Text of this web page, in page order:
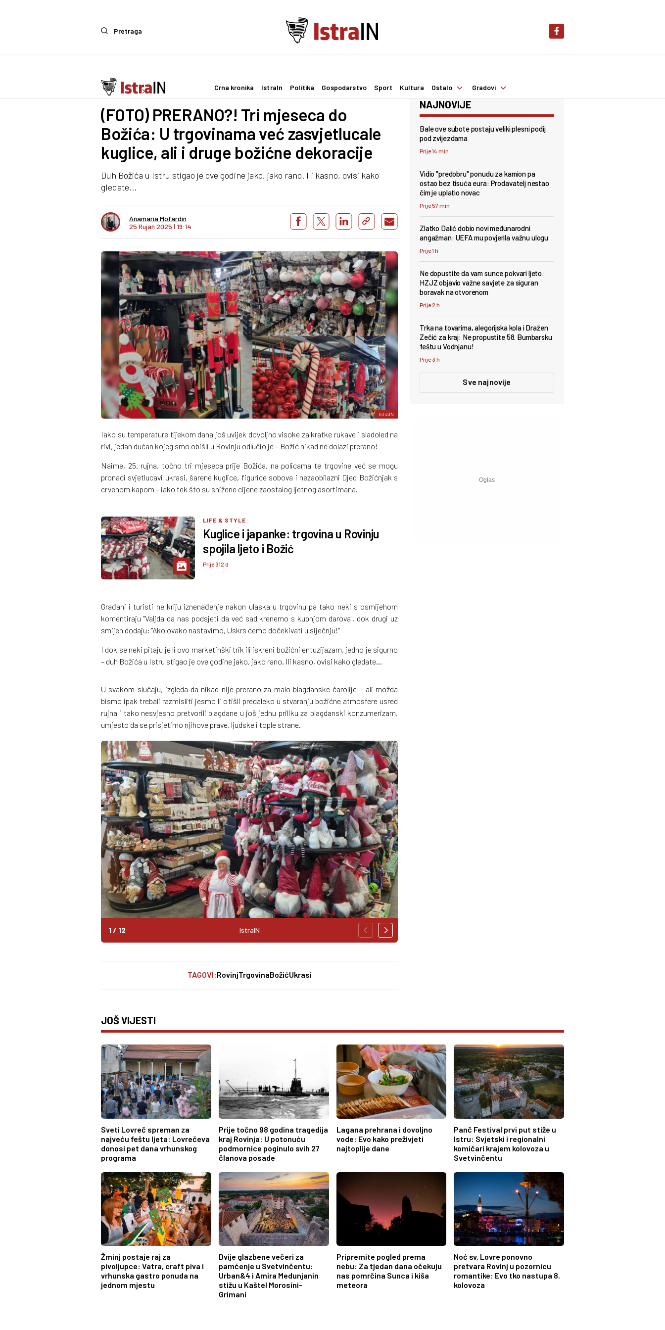
Pretraga
Crna kronika IstraIn Politika Gospodarstvo Sport Kultura Ostalo Gradovi
Ostalo Life & Style
(FOTO) PRERANO?! Tri mjeseca do
Božića: U trgovinama već zasvjetlucale
kuglice, ali i druge božićne dekoracije
Duh Božića u Istru stigao je ove godine jako, jako rano. Ili kasno, ovisi kako
gledate...
Anamaria Mofardin
25 Rujan 2025 I 19:14
IstraIN
Iako su temperature tijekom dana još uvijek dovoljno visoke za kratke rukave i sladoled na
rivi, jedan dućan kojeg smo obišli u Rovinju odlučio je – Božić nikad ne dolazi prerano!
Naime, 25. rujna, točno tri mjeseca prije Božića, na policama te trgovine već se mogu
pronaći svjetlucavi ukrasi, šarene kuglice, figurice sobova i nezaobilazni Djed Božićnjak s
crvenom kapom – iako tek što su snižene cijene zaostalog ljetnog asortimana.
LIFE & STYLE
Kuglice i japanke: trgovina u Rovinju
spojila ljeto i Božić
Prije 312 d
Građani i turisti ne kriju iznenađenje nakon ulaska u trgovinu pa tako neki s osmijehom
komentiraju "Valjda da nas podsjeti da već sad krenemo s kupnjom darova", dok drugi uz
smijeh dodaju: "Ako ovako nastavimo, Uskrs ćemo dočekivati u siječnju!"
I dok se neki pitaju je li ovo marketinški trik ili iskreni božićni entuzijazam, jedno je sigurno
– duh Božića u Istru stigao je ove godine jako, jako rano. Ili kasno, ovisi kako gledate...
U svakom slučaju, izgleda da nikad nije prerano za malo blagdanske čarolije – ali možda
bismo ipak trebali razmisliti jesmo li otišli predaleko u stvaranju božićne atmosfere usred
rujna i tako nesvjesno pretvorili blagdane u još jednu priliku za blagdanski konzumerizam,
umjesto da se prisjetimo njihove prave, ljudske i tople strane.
IstraIN
1/ 12
TAGOVI:RovinjTrgovinaBožićUkrasi
NAJNOVIJE
Bale ove subote postaju veliki plesni podij
pod zvijezdama
Prije 14 min
Vidio "predobru" ponudu za kamion pa
ostao bez tisuća eura: Prodavatelj nestao
čim je uplatio novac
Prije 57 min
Zlatko Dalić dobio novi međunarodni
angažman: UEFA mu povjerila važnu ulogu
Prije 1 h
Ne dopustite da vam sunce pokvari ljeto:
HZJZ objavio važne savjete za siguran
boravak na otvorenom
Prije 2 h
Trka na tovarima, alegorijska kola i Dražen
Zečić za kraj: Ne propustite 58. Bumbarsku
feštu u Vodnjanu!
Prije 3 h
Sve najnovije
JOŠ VIJESTI
Sveti Lovreč spreman za
najveću feštu ljeta: Lovrečeva
donosi pet dana vrhunskog
programa
Prije točno 98 godina tragedija
kraj Rovinja: U potonuću
podmornice poginulo svih 27
članova posade
Lagana prehrana i dovoljno
vode: Evo kako preživjeti
najtoplije dane
Panč Festival prvi put stiže u
Istru: Svjetski i regionalni
komičari krajem kolovoza u
Svetvinčentu
Žminj postaje raj za
pivoljupce: Vatra, craft piva i
vrhunska gastro ponuda na
jednom mjestu
Dvije glazbene večeri za
pamćenje u Svetvinčentu:
Urban&4 i Amira Medunjanin
stižu u Kaštel Morosini-
Grimani
Pripremite pogled prema
nebu: Za tjedan dana očekuju
nas pomrčina Sunca i kiša
meteora
Noć sv. Lovre ponovno
pretvara Rovinj u pozornicu
romantike: Evo tko nastupa 8.
kolovoza